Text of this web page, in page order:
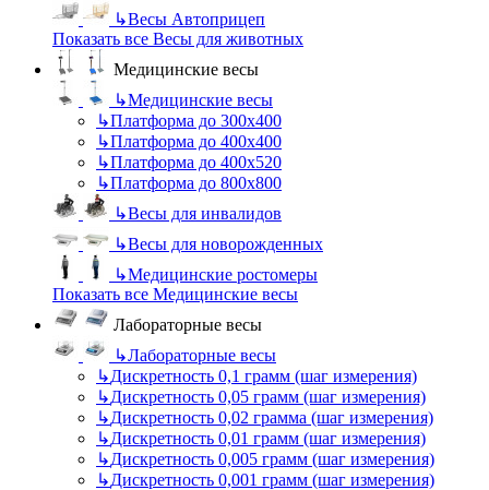
↳Весы Автоприцеп
Показать все Весы для животных
Медицинские весы
↳Медицинские весы
↳Платформа до 300х400
↳Платформа до 400х400
↳Платформа до 400х520
↳Платформа до 800х800
↳Весы для инвалидов
↳Весы для новорожденных
↳Медицинские ростомеры
Показать все Медицинские весы
Лабораторные весы
↳Лабораторные весы
↳Дискретность 0,1 грамм (шаг измерения)
↳Дискретность 0,05 грамм (шаг измерения)
↳Дискретность 0,02 грамма (шаг измерения)
↳Дискретность 0,01 грамм (шаг измерения)
↳Дискретность 0,005 грамм (шаг измерения)
↳Дискретность 0,001 грамм (шаг измерения)